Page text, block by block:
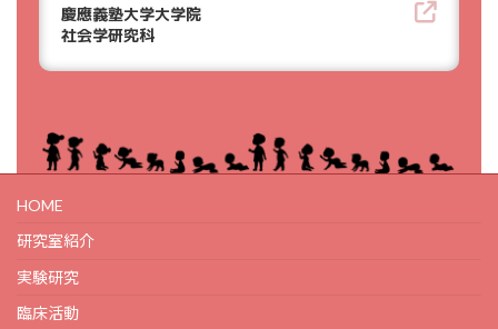
慶應義塾大学大学院
社会学研究科
HOME
研究室紹介
実験研究
臨床活動